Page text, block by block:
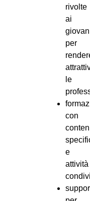
rivolte
ai
per
le
con
e
attività